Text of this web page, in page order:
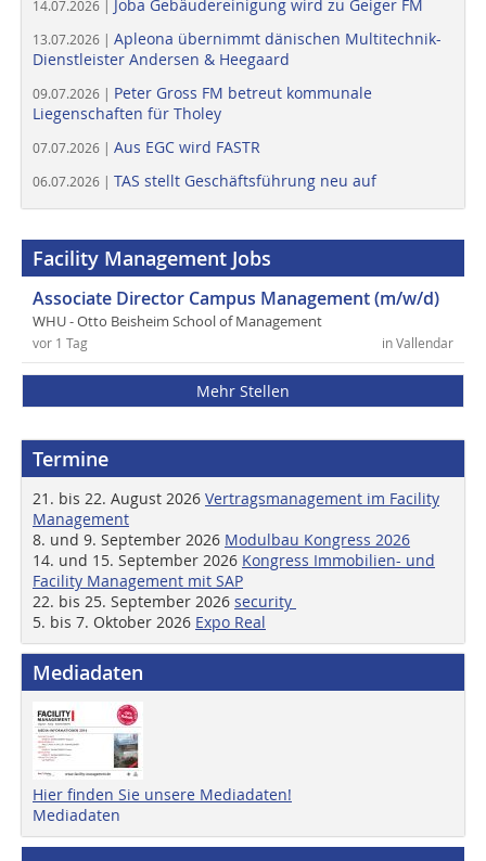
14.07.2026 | Joba Gebäudereinigung wird zu Geiger FM
13.07.2026 | Apleona übernimmt dänischen Multitechnik-
Dienstleister Andersen & Heegaard
09.07.2026 | Peter Gross FM betreut kommunale
Liegenschaften für Tholey
07.07.2026 | Aus EGC wird FASTR
06.07.2026 | TAS stellt Geschäftsführung neu auf
Facility Management Jobs
Associate Director Campus Management (m/w/d)
WHU - Otto Beisheim School of Management
in Vallendar
vor 1 Tag
Mehr Stellen
Termine
21. bis 22. August 2026 Vertragsmanagement im Facility
Management
8. und 9. September 2026 Modulbau Kongress 2026
14. und 15. September 2026 Kongress Immobilien- und
Facility Management mit SAP
22. bis 25. September 2026 security
5. bis 7. Oktober 2026 Expo Real
Mediadaten
Hier finden Sie unsere Mediadaten!
Mediadaten